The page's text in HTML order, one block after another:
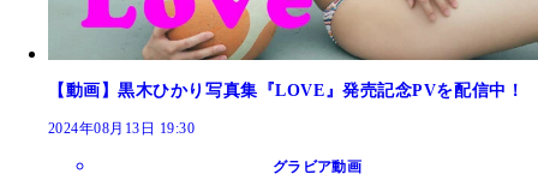
【動画】黒木ひかり写真集『LOVE』発売記念PVを配信中！
2024年08月13日 19:30
グラビア動画